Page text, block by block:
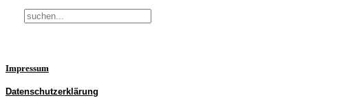
Impressum
Datenschutzerklärung